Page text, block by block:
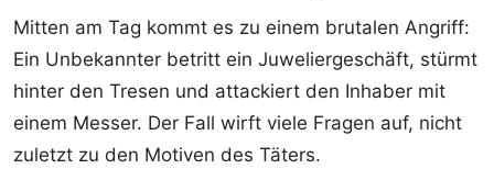
Mitten am Tag kommt es zu einem brutalen Angriff:
Ein Unbekannter betritt ein Juweliergeschäft, stürmt
hinter den Tresen und attackiert den Inhaber mit
einem Messer. Der Fall wirft viele Fragen auf, nicht
zuletzt zu den Motiven des Täters.